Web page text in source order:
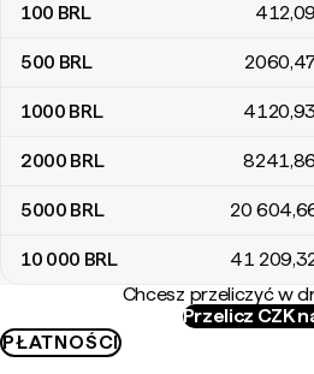
100 BRL 412,09
500 BRL 2060
1000 BRL 4120,93
2000 BRL 8241,86
5000 BRL 20 604
10 000 BRL 41 209
Chcesz przeliczyć w
Przelicz CZK
PŁATNOŚCI